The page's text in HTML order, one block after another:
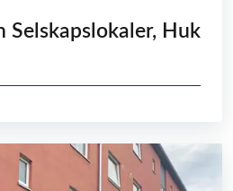
Selskapslokaler, Huk